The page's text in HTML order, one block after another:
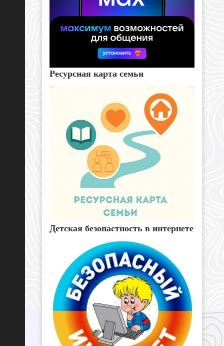
Ресурсная карта семьи
Детская безопастность в интернете